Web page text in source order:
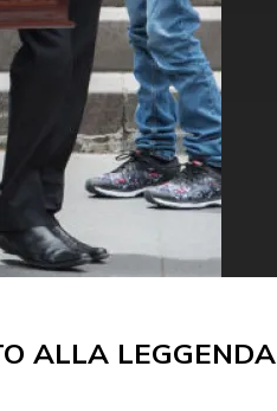
ALLA LEGGENDA